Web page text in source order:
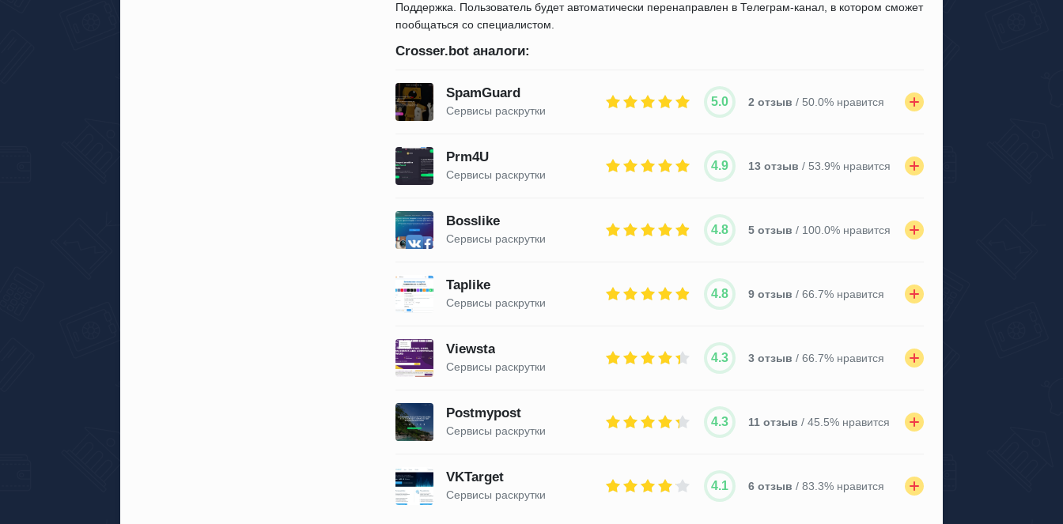
Поддержка. Пользователь будет автоматически перенаправлен в Телеграм-канал, в котором сможет
пообщаться со специалистом.
Crosser.bot аналоги:
SpamGuard
Сервисы раскрутки
5.0 2 отзыв / 50.0% нравится
Prm4U
Сервисы раскрутки
4.9 13 отзыв / 53.9% нравится
Bosslike
Сервисы раскрутки
4.8 5 отзыв / 100.0% нравится
Taplike
Сервисы раскрутки
4.8 9 отзыв / 66.7% нравится
Viewsta
Сервисы раскрутки
4.3 3 отзыв / 66.7% нравится
Postmypost
Сервисы раскрутки
4.3 11 отзыв / 45.5% нравится
VKTarget
Сервисы раскрутки
4.1 6 отзыв / 83.3% нравится